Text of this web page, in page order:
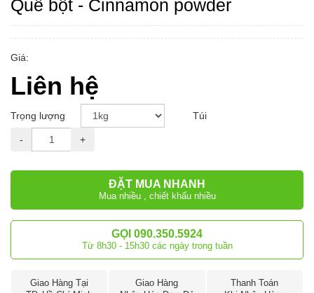
Quế bột - Cinnamon powder
Giá:
Liên hệ
Trọng lượng Túi
- +
ĐẶT MUA NHANH
Mua nhiều , chiết khấu nhiều
GỌI 090.350.5924
Từ 8h30 - 15h30 các ngày trong tuần
Giao Hàng Tại
Giao Hàng
Thanh Toán